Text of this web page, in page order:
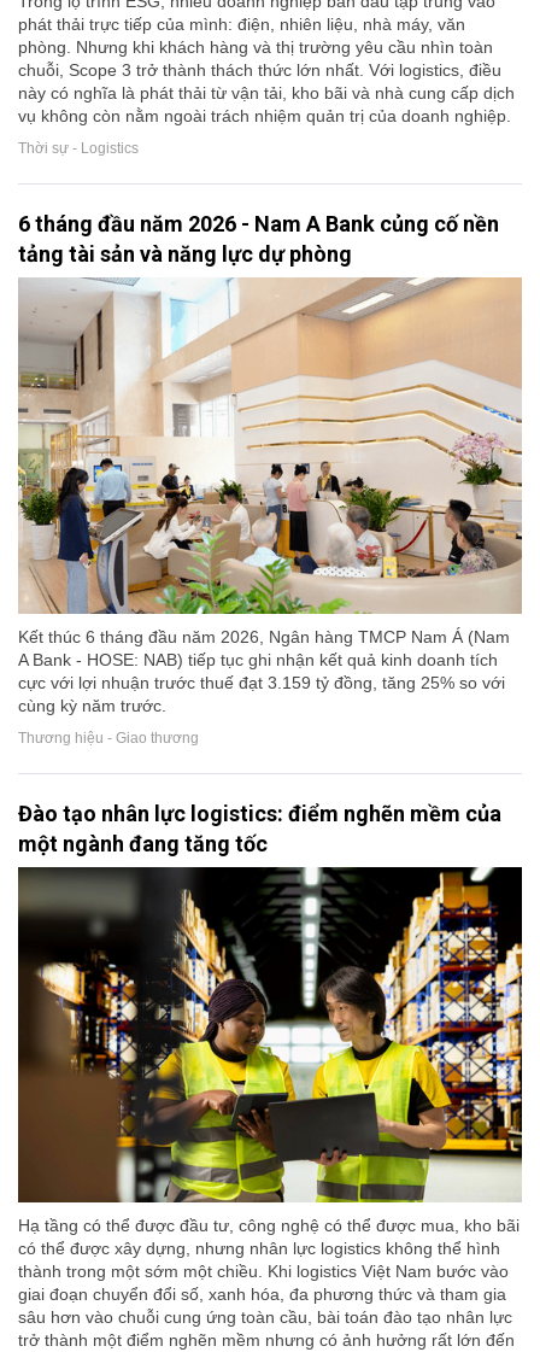
phát thải trực tiếp của mình: điện, nhiên liệu, nhà máy, văn
phòng. Nhưng khi khách hàng và thị trường yêu cầu nhìn toàn
chuỗi, Scope 3 trở thành thách thức lớn nhất. Với logistics, điều
này có nghĩa là phát thải từ vận tải, kho bãi và nhà cung cấp dịch
vụ không còn nằm ngoài trách nhiệm quản trị của doanh nghiệp.
Thời sự - Logistics
6 tháng đầu năm 2026 - Nam A Bank củng cố nền
tảng tài sản và năng lực dự phòng
Kết thúc 6 tháng đầu năm 2026, Ngân hàng TMCP Nam Á (Nam
A Bank - HOSE: NAB) tiếp tục ghi nhận kết quả kinh doanh tích
cực với lợi nhuận trước thuế đạt 3.159 tỷ đồng, tăng 25% so với
cùng kỳ năm trước.
Thương hiệu - Giao thương
Đào tạo nhân lực logistics: điểm nghẽn mềm của
một ngành đang tăng tốc
Hạ tầng có thể được đầu tư, công nghệ có thể được mua, kho bãi
có thể được xây dựng, nhưng nhân lực logistics không thể hình
thành trong một sớm một chiều. Khi logistics Việt Nam bước vào
giai đoạn chuyển đổi số, xanh hóa, đa phương thức và tham gia
sâu hơn vào chuỗi cung ứng toàn cầu, bài toán đào tạo nhân lực
trở thành một điểm nghẽn mềm nhưng có ảnh hưởng rất lớn đến